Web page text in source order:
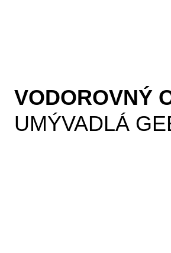
VODOROVNÝ
UMÝVADLÁ